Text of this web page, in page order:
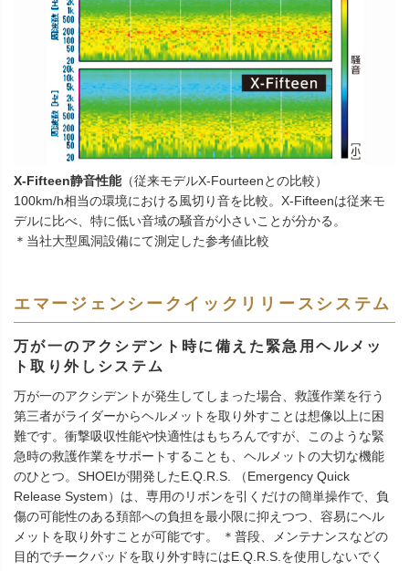
X-Fifteen静音性能（従来モデルX-Fourteenとの比較）
100km/h相当の環境における風切り音を比較。X-Fifteenは従来モ
デルに比べ、特に低い音域の騒音が小さいことが分かる。
＊当社大型風洞設備にて測定した参考値比較
エマージェンシークイックリリースシステム
万が一のアクシデント時に備えた緊急用ヘルメッ
ト取り外しシステム
万が一のアクシデントが発生してしまった場合、救護作業を行う
第三者がライダーからヘルメットを取り外すことは想像以上に困
難です。衝撃吸収性能や快適性はもちろんですが、このような緊
急時の救護作業をサポートすることも、ヘルメットの大切な機能
のひとつ。SHOEIが開発したE.Q.R.S. （Emergency Quick
Release System）は、専用のリボンを引くだけの簡単操作で、負
傷の可能性のある頚部への負担を最小限に抑えつつ、容易にヘル
メットを取り外すことが可能です。 ＊普段、メンテナンスなどの
目的でチークパッドを取り外す時にはE.Q.R.S.を使用しないでく